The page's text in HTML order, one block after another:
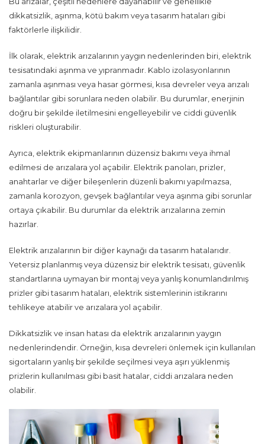
dikkatsizlik, aşınma, kötü bakım veya tasarım hataları gibi
faktörlerle ilişkilidir.
İlk olarak, elektrik arızalarının yaygın nedenlerinden biri, elektrik
tesisatındaki aşınma ve yıpranmadır. Kablo izolasyonlarının
zamanla aşınması veya hasar görmesi, kısa devreler veya arızalı
bağlantılar gibi sorunlara neden olabilir. Bu durumlar, enerjinin
doğru bir şekilde iletilmesini engelleyebilir ve ciddi güvenlik
riskleri oluşturabilir.
Ayrıca, elektrik ekipmanlarının düzensiz bakımı veya ihmal
edilmesi de arızalara yol açabilir. Elektrik panoları, prizler,
anahtarlar ve diğer bileşenlerin düzenli bakımı yapılmazsa,
zamanla korozyon, gevşek bağlantılar veya aşınma gibi sorunlar
ortaya çıkabilir. Bu durumlar da elektrik arızalarına zemin
hazırlar.
Elektrik arızalarının bir diğer kaynağı da tasarım hatalarıdır.
Yetersiz planlanmış veya düzensiz bir elektrik tesisatı, güvenlik
standartlarına uymayan bir montaj veya yanlış konumlandırılmış
prizler gibi tasarım hataları, elektrik sistemlerinin istikrarını
tehlikeye atabilir ve arızalara yol açabilir.
Dikkatsizlik ve insan hatası da elektrik arızalarının yaygın
nedenlerindendir. Örneğin, kısa devreleri önlemek için kullanılan
sigortaların yanlış bir şekilde seçilmesi veya aşırı yüklenmiş
prizlerin kullanılması gibi basit hatalar, ciddi arızalara neden
olabilir.